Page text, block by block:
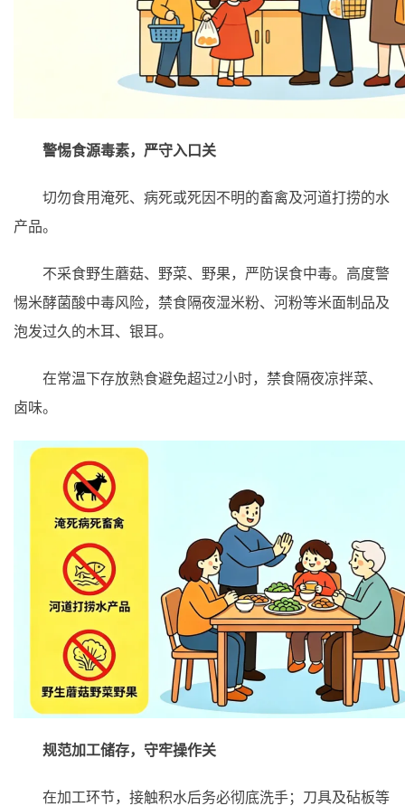
警惕食源毒素，严守入口关
切勿食用淹死、病死或死因不明的畜禽及河道打捞的水
产品。
不采食野生蘑菇、野菜、野果，严防误食中毒。高度警
惕米酵菌酸中毒风险，禁食隔夜湿米粉、河粉等米面制品及
泡发过久的木耳、银耳。
在常温下存放熟食避免超过2小时，禁食隔夜凉拌菜、
卤味。
规范加工储存，守牢操作关
在加工环节，接触积水后务必彻底洗手；刀具及砧板等